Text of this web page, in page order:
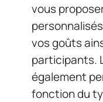
vous
vos goûts
participants.
également
fonction du